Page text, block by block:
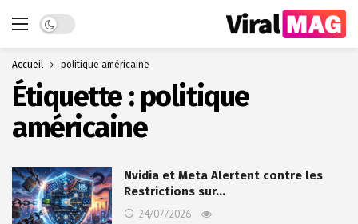
Dark mode
Accueil politique américaine
Étiquette : politique
américaine
Nvidia et Meta Alertent contre les
Restrictions sur…
24/07/2026